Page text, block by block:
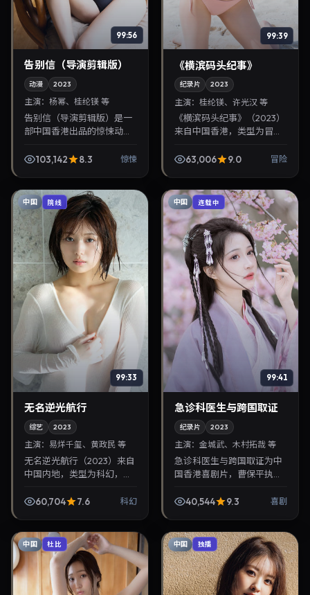
99:56
告别信（导演剪辑版）
动漫 2023
主演： 杨幂、桂纶镁 等
告别信（导演剪辑版）是一
部中国香港出品的惊悚动
桂纶镁等主演，2023年2月
103,142 8.3 惊悚
99:39
《横滨码头纪事》
纪录片 2023
主演：桂纶镁、许光汉 等
《横滨码头纪事》（2023）
来自中国香港，类型为冒
许光汉等参与演出。2023年
63,006 9.0 冒险
中国 院线
99:33
无名逆光航行
综艺 2023
主演： 易烊千玺、黄政民 等
无名逆光航行（2023）来自
中国内地，类型为科幻，魏
民等参与演出。2023年7月
60,704 7.6 科幻
中国 连载中
99:41
急诊科医生与跨国取证
纪录片 2023
主演：金城武、木村拓哉 等
急诊科医生与跨国取证为中
国香港喜剧片，曹保平执
出演。2023年3月21日首
40,544 9.3 喜剧
中国 杜比 中国 独播